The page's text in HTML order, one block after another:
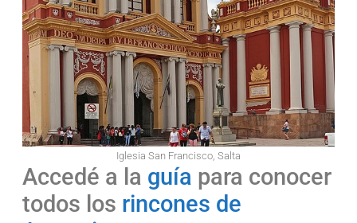
Iglesia San Francisco, Salta
Accedé a la guía para conocer
todos los rincones de